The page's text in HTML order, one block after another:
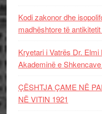
Kodi zakonor dhe
madhështore të
Kryetari i Vatrës Dr.
Akademinë e
ÇËSHTJA ÇAME NË
NË VITIN 1921